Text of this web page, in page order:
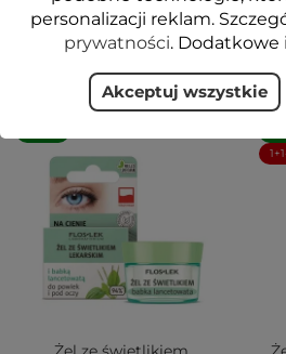
Dodaj do koszyka
personalizacji reklam.
prywatności. Dodatkowe
Akceptuj wszystkie